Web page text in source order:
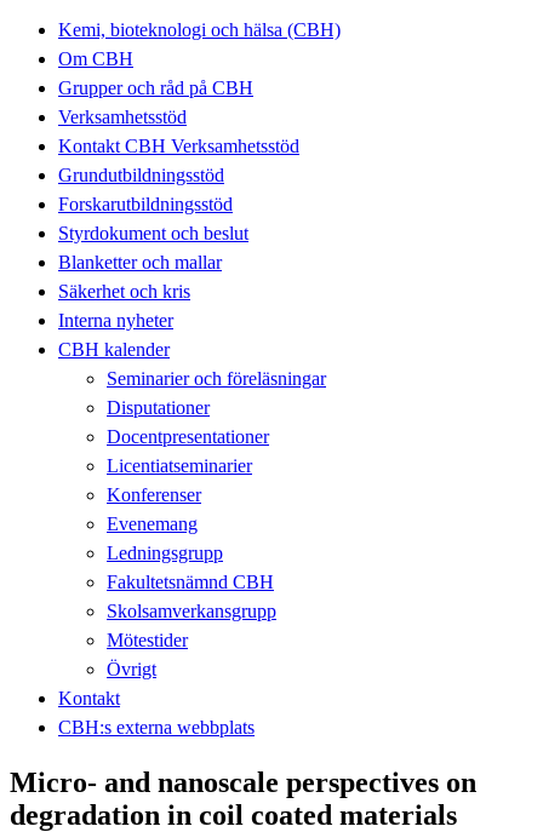
Kemi, bioteknologi och hälsa (CBH)
Om CBH
Grupper och råd på CBH
Verksamhetsstöd
Kontakt CBH Verksamhetsstöd
Grundutbildningsstöd
Forskarutbildningsstöd
Styrdokument och beslut
Blanketter och mallar
Säkerhet och kris
Interna nyheter
CBH kalender
Seminarier och föreläsningar
Disputationer
Docentpresentationer
Licentiatseminarier
Konferenser
Evenemang
Ledningsgrupp
Fakultetsnämnd CBH
Skolsamverkansgrupp
Mötestider
Övrigt
Kontakt
CBH:s externa webbplats
Micro- and nanoscale perspectives on
degradation in coil coated materials